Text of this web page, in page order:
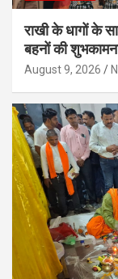
राखी के धागों के
बहनों की
August 9, 2026